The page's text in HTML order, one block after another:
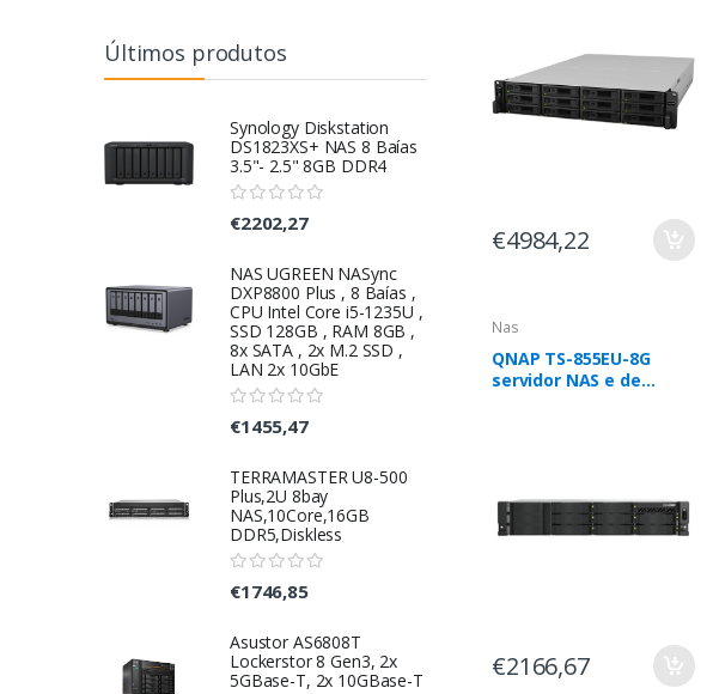
Últimos produtos
Synology Diskstation
DS1823XS+ NAS 8 Baías
3.5"- 2.5" 8GB DDR4
€2202,27
NAS UGREEN NASync
DXP8800 Plus , 8 Baías ,
CPU Intel Core i5-1235U ,
SSD 128GB , RAM 8GB ,
8x SATA , 2x M.2 SSD ,
LAN 2x 10GbE
€1455,47
TERRAMASTER U8-500
Plus,2U 8bay
NAS,10Core,16GB
DDR5,Diskless
€1746,85
Asustor AS6808T
Lockerstor 8 Gen3, 2x
5GBase-T, 2x 10GBase-T
(2U) Ethernet LAN
Preto D-1531
€4984,22
Nas
QNAP TS-855EU-8G
servidor NAS e de
€2166,67